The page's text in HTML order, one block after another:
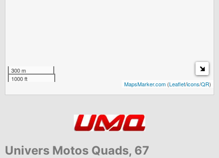
300 m
1000 ft
MapsMarker.com (Leaflet/icons/QR)
Univers Motos Quads, 67